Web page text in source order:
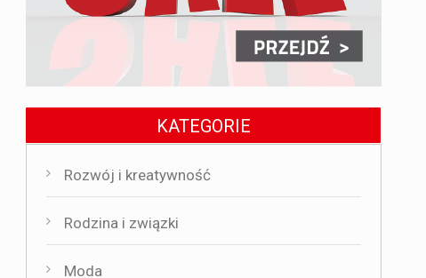
KATEGORIE
Rozwój i kreatywność
Rodzina i związki
Moda